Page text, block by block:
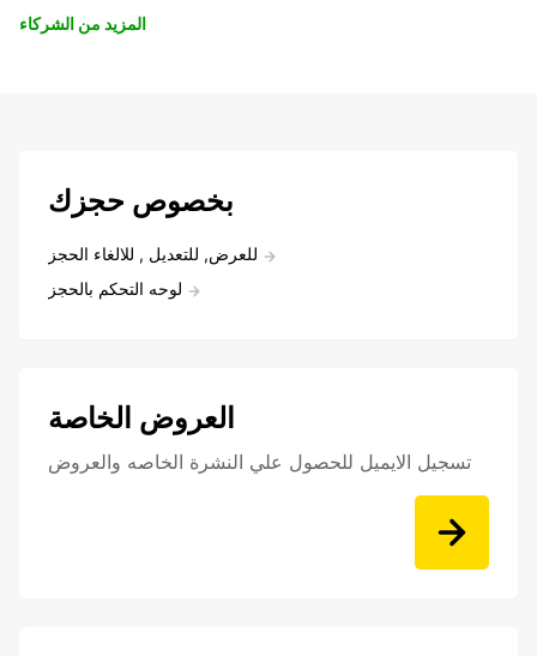
المزيد من الشركاء
بخصوص حجزك
للعرض, للتعديل , للالغاء الحجز
لوحه التحكم بالحجز
العروض الخاصة
تسجيل الايميل للحصول علي النشرة الخاصه والعروض